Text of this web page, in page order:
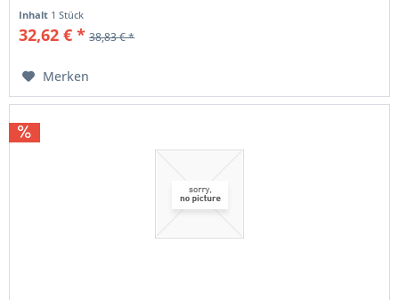
Inhalt 1 Stück
32,62 € * 38,83 € *
Merken